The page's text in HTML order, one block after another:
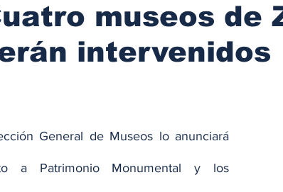
museos de
intervenidos
General de Museos lo anunciará
a Patrimonio Monumental y los